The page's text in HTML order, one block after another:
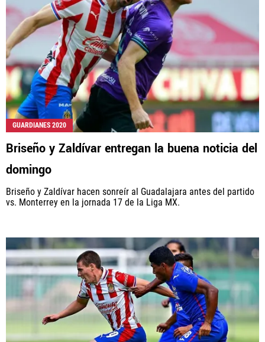
GUARDIANES 2020
Briseño y Zaldívar entregan la buena noticia del
domingo
Briseño y Zaldívar hacen sonreír al Guadalajara antes del partido
vs. Monterrey en la jornada 17 de la Liga MX.